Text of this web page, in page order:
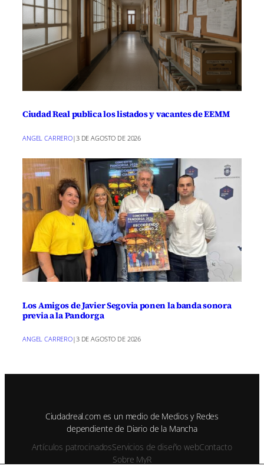
Ciudad Real publica los listados y vacantes de EEMM
ANGEL CARRERO|3 DE AGOSTO DE 2026
Los Amigos de Javier Segovia ponen la banda sonora
previa a la Pandorga
ANGEL CARRERO|3 DE AGOSTO DE 2026
Ciudadreal.com es un medio de Medios y Redes
dependiente de Diario de la Mancha
Artículos patrocinadosServicios de diseño webContacto
Sobre MyR